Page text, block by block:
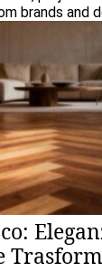
brands and